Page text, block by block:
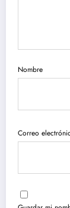
Nombre
Correo